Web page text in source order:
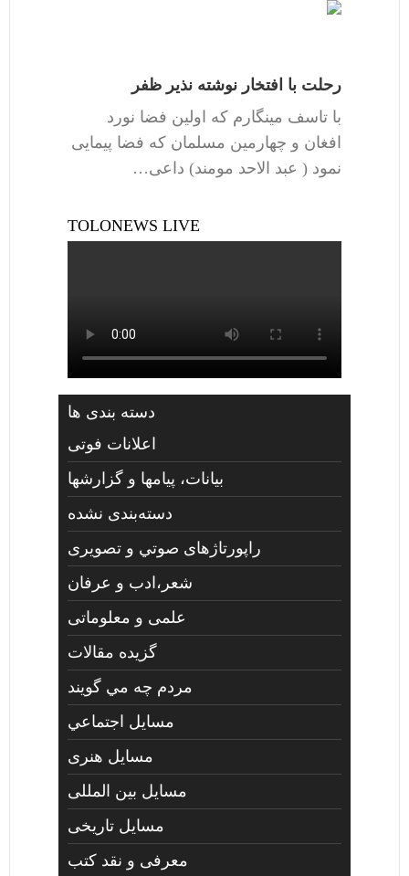
رحلت با افتخار نوشته نذیر ظفر
با تاسف مینگارم که اولین فضا نورد
افغان و چهارمین مسلمان که فضا پیمایی
نمود ( عبد الاحد مومند) داعی…
TOLONEWS LIVE
دسته بندی ها
اعلانات فوتی
بیانات، پیامها و گزارشها
دسته‌بندی نشده
راپورتاژهای صوتي و تصويری
شعر،ادب و عرفان
علمی و معلوماتی
گزیده مقالات
مردم چه مي گويند
مسايل اجتماعي
مسايل هنری
مسایل بین المللی
مسایل تاریخی
معرفی و نقد کتب